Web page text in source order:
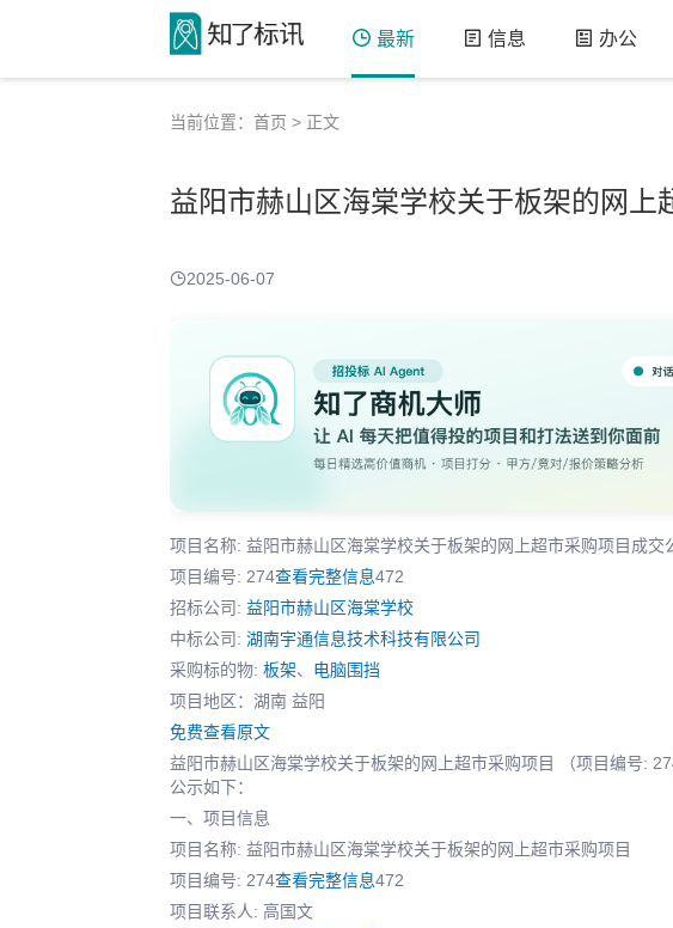
最新 信息 办公
当前位置： 首页 > 正文
益阳市赫山区海棠学校关于板架的网上
2025-06-07
项目名称: 益阳市赫山区海棠学校关于板架的网上超市采购项目成交
项目编号: 274查看完整信息472
招标公司: 益阳市赫山区海棠学校
中标公司: 湖南宇通信息技术科技有限公司
采购标的物: 板架、 电脑围挡
项目地区：湖南 益阳
免费查看原文
益阳市赫山区海棠学校关于板架的网上超市采购项目 （项目编号:
公示如下：
一、项目信息
项目名称: 益阳市赫山区海棠学校关于板架的网上超市采购项目
项目编号: 274查看完整信息472
项目联系人: 高国文